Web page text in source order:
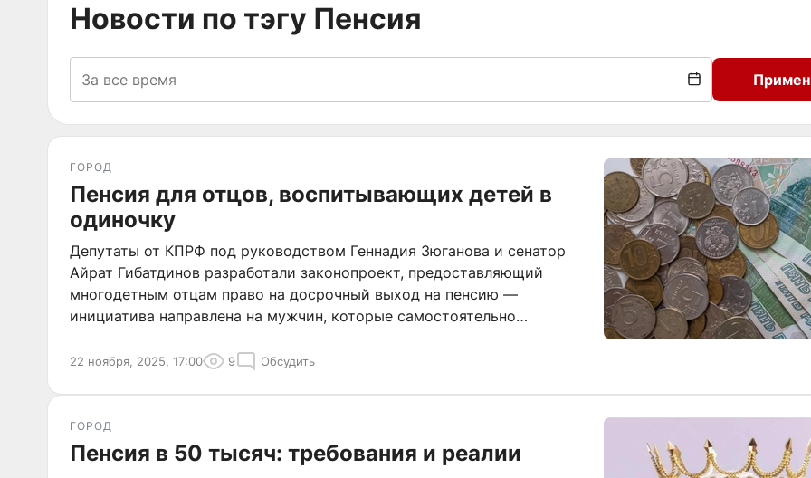
Новости по тэгу Пенсия
ГОРОД
Пенсия для отцов, воспитывающих детей в
одиночку
Депутаты от КПРФ под руководством Геннадия Зюганова и сенатор
Айрат Гибатдинов разработали законопроект, предоставляющий
многодетным отцам право на досрочный выход на пенсию —
инициатива направлена на мужчин, которые самостоятельно
22 ноября, 2025, 17:00 9 Обсудить
ГОРОД
Пенсия в 50 тысяч: требования и реалии